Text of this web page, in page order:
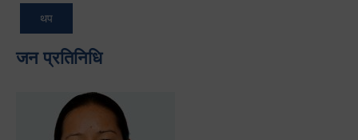
थप
जन प्रतिनिधि